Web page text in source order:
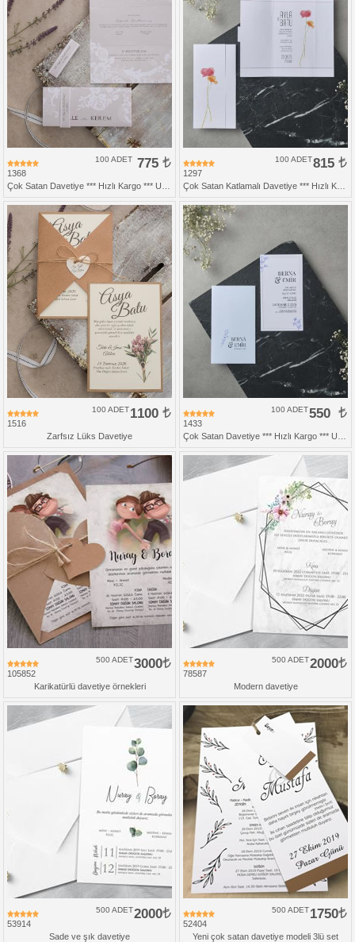
1368
775
100 ADET
1297
815
100 ADET
1516
1100
100 ADET
Zarfsız Lüks Davetiye
1433
550
100 ADET
105852
3000
500 ADET
Karikatürlü davetiye örnekleri
78587
2000
500 ADET
Modern davetiye
53914
2000
500 ADET
Sade ve şık davetiye
52404
1750
500 ADET
Yeni çok satan davetiye modeli 3lü set